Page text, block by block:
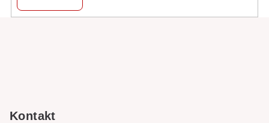
Kontakt